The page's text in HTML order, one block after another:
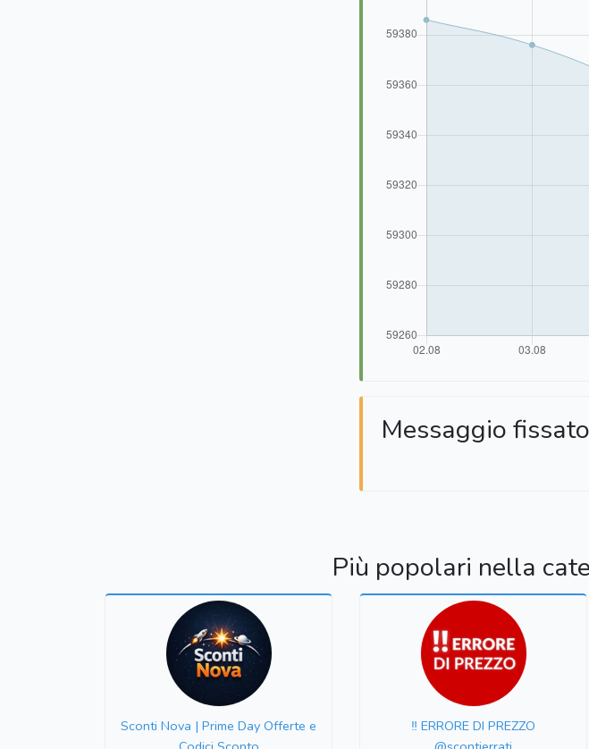
Messaggio fissato
Più popolari nella
Sconti Nova | Prime Day Offerte e
‼️ ERRORE DI PREZZO